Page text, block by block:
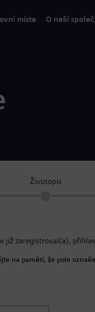
místa O naší
Životopis
již zaregistroval(a),
na paměti, že pole